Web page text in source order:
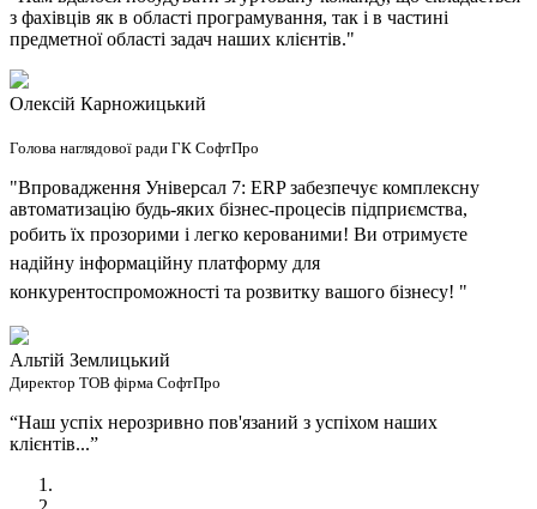
з фахівців як в області програмування, так і в частині
предметної області задач наших клієнтів."
Олексій Карножицький
Голова наглядової ради ГК СофтПро
"Впровадження Універсал 7: ERP забезпечує комплексну
автоматизацію будь-яких бізнес-процесів підприємства,
робить їх прозорими і легко керованими! Ви отримуєте
надійну інформаційну платформу для
конкурентоспроможності та розвитку вашого бізнесу! "
Альтій Землицький
Директор ТОВ фірма СофтПро
“Наш успіх нерозривно пов'язаний з успіхом наших
клієнтів...”